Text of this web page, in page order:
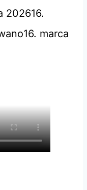
202616.
16. marca